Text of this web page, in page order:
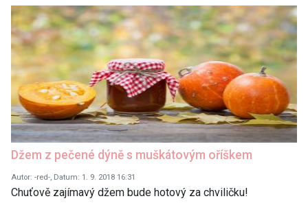
Džem z pečené dýně s muškátovým oříškem
Autor: -red-, Datum: 1. 9. 2018 16:31
Chuťově zajímavý džem bude hotový za chviličku!